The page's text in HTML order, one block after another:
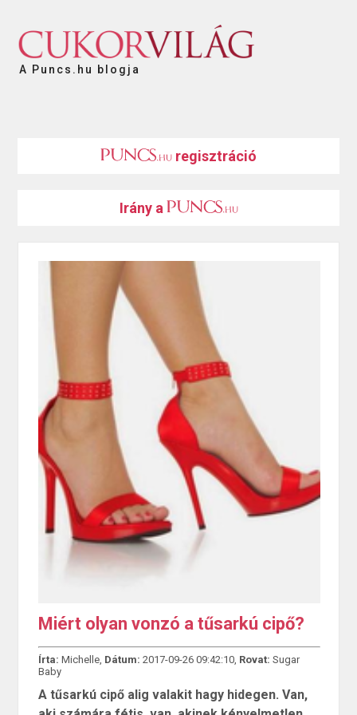
A Puncs.hu blogja
regisztráció
Irány a
Miért olyan vonzó a tűsarkú cipő?
Írta: Michelle, Dátum: 2017-09-26 09:42:10, Rovat: Sugar
Baby
A tűsarkú cipő alig valakit hagy hidegen. Van,